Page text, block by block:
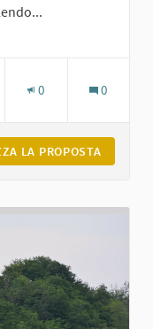
comunità
0 0
LA PROPOSTA